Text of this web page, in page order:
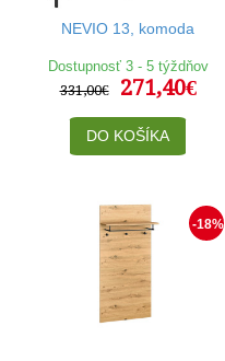
NEVIO 13, komoda
Dostupnosť 3 - 5 týždňov
331,00€
271,40€
DO KOŠÍKA
-18%